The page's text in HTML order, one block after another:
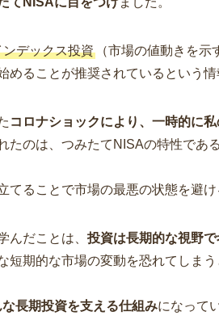
ンデックス投資
（市場の値動きを
めることが推奨されているという
コロナショックにより、一時的に
たのは、つみたてNISAの特性であ
てることで市場の最悪の状態を避け
んだことは、 投資は長期的な視野
短期的な市場の変動を恐れてしま
長期投資を支える仕組みになって